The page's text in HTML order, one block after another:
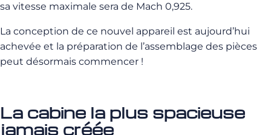
sa vitesse maximale sera de Mach 0,925.
La conception de ce nouvel appareil est aujourd’hui
achevée et la préparation de l’assemblage des pièces
peut désormais commencer !
La cabine la plus spacieuse
jamais créée